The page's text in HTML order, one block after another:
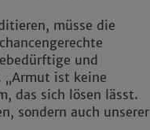
müsse die
und
„Armut ist keine
das sich lösen lässt.
sondern auch unserer